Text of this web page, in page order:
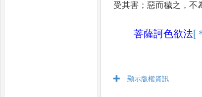
受其害 ； 惡而穢之 ， 不
菩薩訶色欲法[
顯示版權資訊